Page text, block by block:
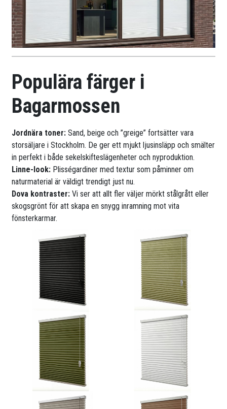
Populära färger i
Bagarmossen
Jordnära toner: Sand, beige och ”greige” fortsätter vara
storsäljare i Stockholm. De ger ett mjukt ljusinsläpp och smälter
in perfekt i både sekelskifteslägenheter och nyproduktion.
Linne-look: Plisségardiner med textur som påminner om
naturmaterial är väldigt trendigt just nu.
Dova kontraster: Vi ser att allt fler väljer mörkt stålgrått eller
skogsgrönt för att skapa en snygg inramning mot vita
fönsterkarmar.